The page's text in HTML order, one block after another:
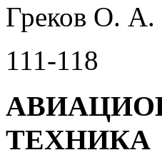
Греков О. А.
111-118
ТЕХНИКА